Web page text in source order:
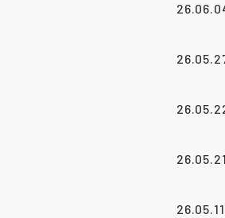
26.05.21
26.05.11